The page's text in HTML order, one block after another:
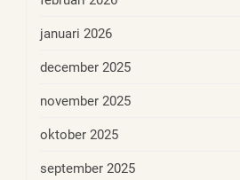
januari 2026
december 2025
november 2025
oktober 2025
september 2025